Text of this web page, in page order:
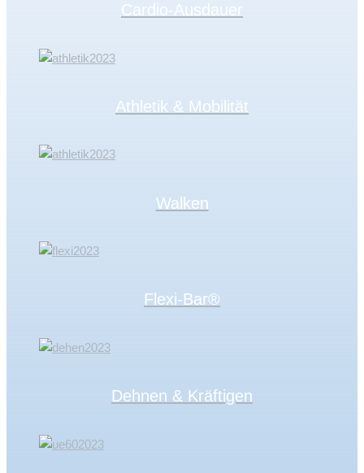
Cardio-Ausdauer
Athletik & Mobilität
Walken
Flexi-Bar®
Dehnen & Kräftigen